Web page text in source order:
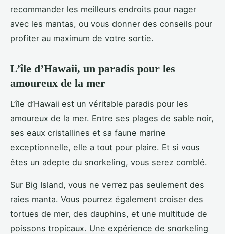
recommander les meilleurs endroits pour nager
avec les mantas, ou vous donner des conseils pour
profiter au maximum de votre sortie.
L’île d’Hawaii, un paradis pour les
amoureux de la mer
L’île d’Hawaii est un véritable paradis pour les
amoureux de la mer. Entre ses plages de sable noir,
ses eaux cristallines et sa faune marine
exceptionnelle, elle a tout pour plaire. Et si vous
êtes un adepte du snorkeling, vous serez comblé.
Sur Big Island, vous ne verrez pas seulement des
raies manta. Vous pourrez également croiser des
tortues de mer, des dauphins, et une multitude de
poissons tropicaux. Une expérience de snorkeling